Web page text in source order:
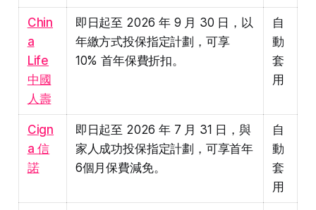
Chin
a
Life
中國
人壽
即日起至 2026 年 9 月 30 日，以
年繳方式投保指定計劃，可享
10% 首年保費折扣。
自
動
套
用
Cign
a 信
諾
即日起至 2026 年 7 月 31 日，與
家人成功投保指定計劃，可享首年
6個月保費減免。
自
動
套
用